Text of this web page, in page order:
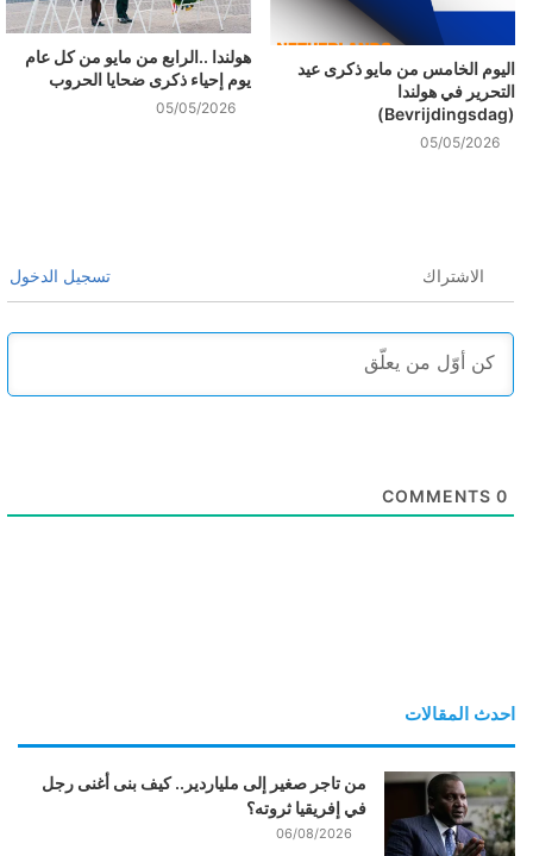
اليوم الخامس من مايو ذكرى عيد
التحرير في هولندا
(Bevrijdingsdag)
05/05/2026
هولندا ..الرابع من مايو من كل عام
يوم إحياء ذكرى ضحايا الحروب
05/05/2026
الاشتراك تسجيل الدخول
0
احدث المقالات
من تاجر صغير إلى ملياردير.. كيف بنى أغنى رجل
في إفريقيا ثروته؟
06/08/2026